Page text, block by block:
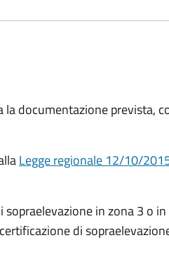
documentazione prevista,
Legge regionale 12/10/
in zona 3 o
di